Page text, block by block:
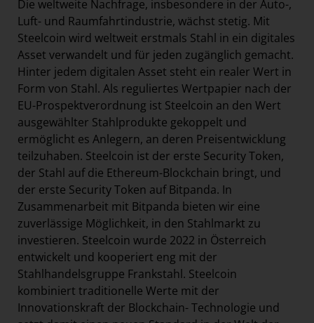
Die weltweite Nachfrage, insbesondere in der Auto-,
Luft- und Raumfahrtindustrie, wächst stetig. Mit
Steelcoin wird weltweit erstmals Stahl in ein digitales
Asset verwandelt und für jeden zugänglich gemacht.
Hinter jedem digitalen Asset steht ein realer Wert in
Form von Stahl. Als reguliertes Wertpapier nach der
EU-Prospektverordnung ist Steelcoin an den Wert
ausgewählter Stahlprodukte gekoppelt und
ermöglicht es Anlegern, an deren Preisentwicklung
teilzuhaben. Steelcoin ist der erste Security Token,
der Stahl auf die Ethereum-Blockchain bringt, und
der erste Security Token auf Bitpanda. In
Zusammenarbeit mit Bitpanda bieten wir eine
zuverlässige Möglichkeit, in den Stahlmarkt zu
investieren. Steelcoin wurde 2022 in Österreich
entwickelt und kooperiert eng mit der
Stahlhandelsgruppe Frankstahl. Steelcoin
kombiniert traditionelle Werte mit der
Innovationskraft der Blockchain- Technologie und